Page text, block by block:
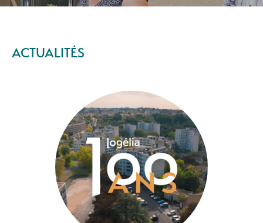
ACTUALITÉS